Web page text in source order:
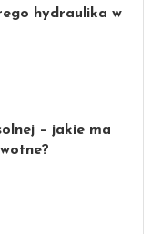
hydraulika w
– jakie ma